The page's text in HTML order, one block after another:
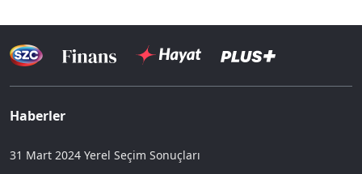
Haberler
31 Mart 2024 Yerel Seçim Sonuçları